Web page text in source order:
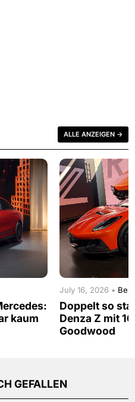
ALLE ANZEIGEN →
kaum
July 16, 2026 •
Doppelt so
Denza Z mit
Goodwood
GEFALLEN